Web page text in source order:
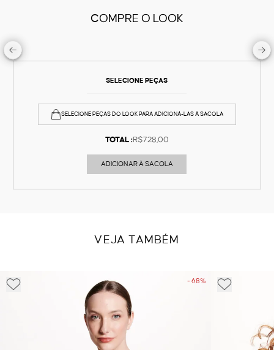
COMPRE O LOOK
SELECIONE PEÇAS
SELECIONE PEÇAS DO LOOK PARA ADICIONÁ-LAS À SACOLA
TOTAL :R$728,00
ADICIONAR À SACOLA
VEJA TAMBÉM
- 68%